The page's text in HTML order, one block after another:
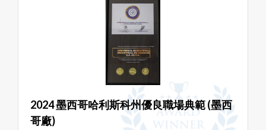
2024 墨西哥哈利斯科州優良職場典範 (墨西
哥廠)